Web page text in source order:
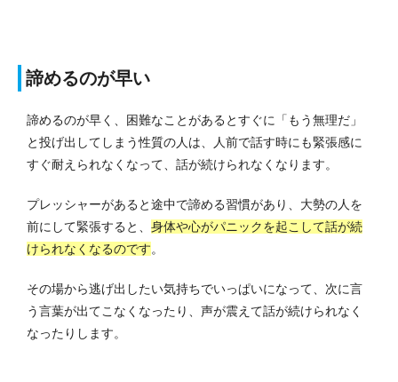
諦めるのが早い
諦めるのが早く、困難なことがあるとすぐに「もう無理だ」
と投げ出してしまう性質の人は、人前で話す時にも緊張感に
すぐ耐えられなくなって、話が続けられなくなります。
プレッシャーがあると途中で諦める習慣があり、大勢の人を
前にして緊張すると、 身体や心がパニックを起こして話が続
けられなくなるのです。
その場から逃げ出したい気持ちでいっぱいになって、次に言
う言葉が出てこなくなったり、声が震えて話が続けられなく
なったりします。